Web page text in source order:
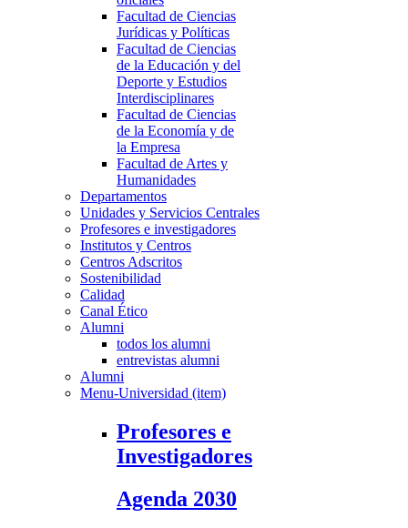
Facultad de Ciencias
Jurídicas y Políticas
Facultad de Ciencias
de la Educación y del
Deporte y Estudios
Interdisciplinares
Facultad de Ciencias
de la Economía y de
la Empresa
Facultad de Artes y
Humanidades
Departamentos
Unidades y Servicios Centrales
Profesores e investigadores
Institutos y Centros
Centros Adscritos
Sostenibilidad
Calidad
Canal Ético
Alumni
todos los alumni
entrevistas alumni
Alumni
Menu-Universidad (item)
Profesores e
Investigadores
Agenda 2030